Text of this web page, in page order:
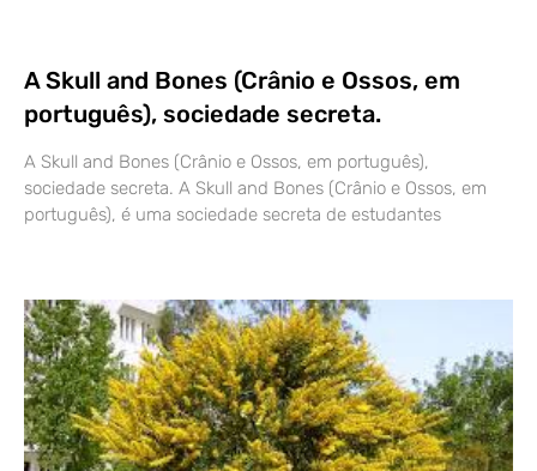
A Skull and Bones (Crânio e Ossos, em
português), sociedade secreta.
A Skull and Bones (Crânio e Ossos, em português),
sociedade secreta. A Skull and Bones (Crânio e Ossos, em
português), é uma sociedade secreta de estudantes